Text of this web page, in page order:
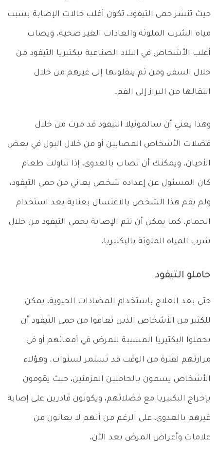
حيث تنشر حمى التيفود، تكون أغلب حالات الإصابة بسبب
مياه الشرب الملوثة والعادات الغير صحية. ويصاب
أغلب الأشخاص في البلاد الصناعية ببكتيريا التيفود من
خلال السفر، ومن ثم ينقلونها إلى غيرهم من خلال
انتقالها من البراز إلى الفم.
وهذا يعني أن سالمونيلا التيفود قد مرت من خلال
فضلات الأشخاص المصابين أو من خلال البول في بعض
الأحيان. ويمكنك أن تصاب بالعدوى، إذا تناولت طعام
كان المسئول عن إعداده شخص يعاني من حمى التيفود،
ولم يقم هذا الشخص بالاغتسال بعناية بعد استخدام
الحمام. كما يمكن أن تتم الإصابة بحمى التيفود من خلال
شرب المياه الملوثة بالبكتيريا.
حاملو التيفود
حتى بعد العلاج باستخدام المضادات الحيوية، يمكن
للكثير من الأشخاص الذين تعافوا من حمى التيفود أن
يحملوا البكتيريا المسببة للمرض في أمعائهم أو في
مرارتهم لفترة من الوقت قد تستمر لسنوات. وهؤلاء
الأشخاص يسمون بالحاملين المزمنين، حيث يقومون
بإخراج البكتيريا مع فضلاتهم، ويكونون قادرين على إصابة
غيرهم بالعدوى، على الرغم من أنهم لا يعانون من
علامات وأعراض المرض بعد الآن.